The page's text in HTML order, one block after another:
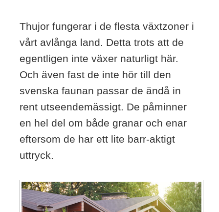
Thujor fungerar i de flesta växtzoner i
vårt avlånga land. Detta trots att de
egentligen inte växer naturligt här.
Och även fast de inte hör till den
svenska faunan passar de ändå in
rent utseendemässigt. De påminner
en hel del om både granar och enar
eftersom de har ett lite barr-aktigt
uttryck.